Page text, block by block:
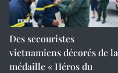
Des secouristes
vietnamiens décorés de la
médaille « Héros du